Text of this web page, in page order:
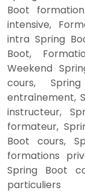
Boot
intensive,
intra Spring
Boot,
Weekend
cours,
entraînement,
instructeur,
formateur,
Boot cours,
formations
Spring Boot
particuliers